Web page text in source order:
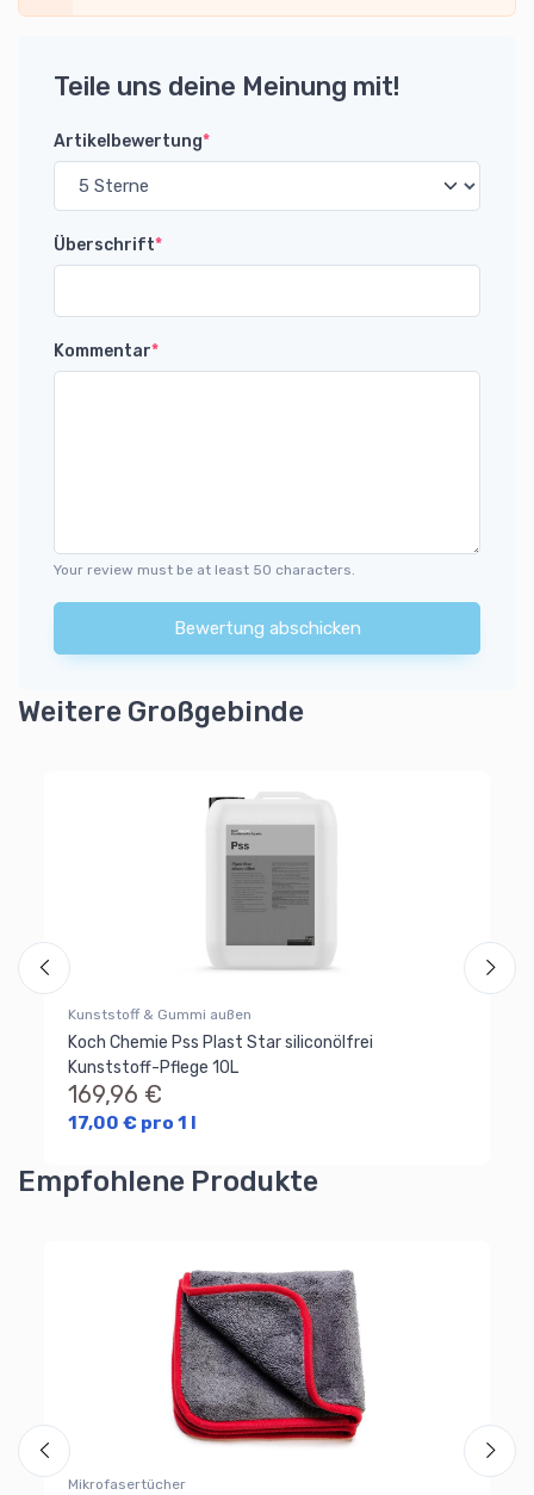
Teile uns deine Meinung mit!
Artikelbewertung*
Überschrift*
Kommentar*
Your review must be at least 50 characters.
Bewertung abschicken
Weitere Großgebinde
Kunststoff & Gummi außen
Koch Chemie Pss Plast Star siliconölfrei
Kunststoff-Pflege 10L
169,96 €
17,00 € pro 1 l
Empfohlene Produkte
Mikrofasertücher